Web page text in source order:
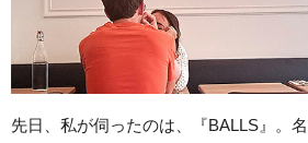
先日、私が伺ったのは、『BALLS』。